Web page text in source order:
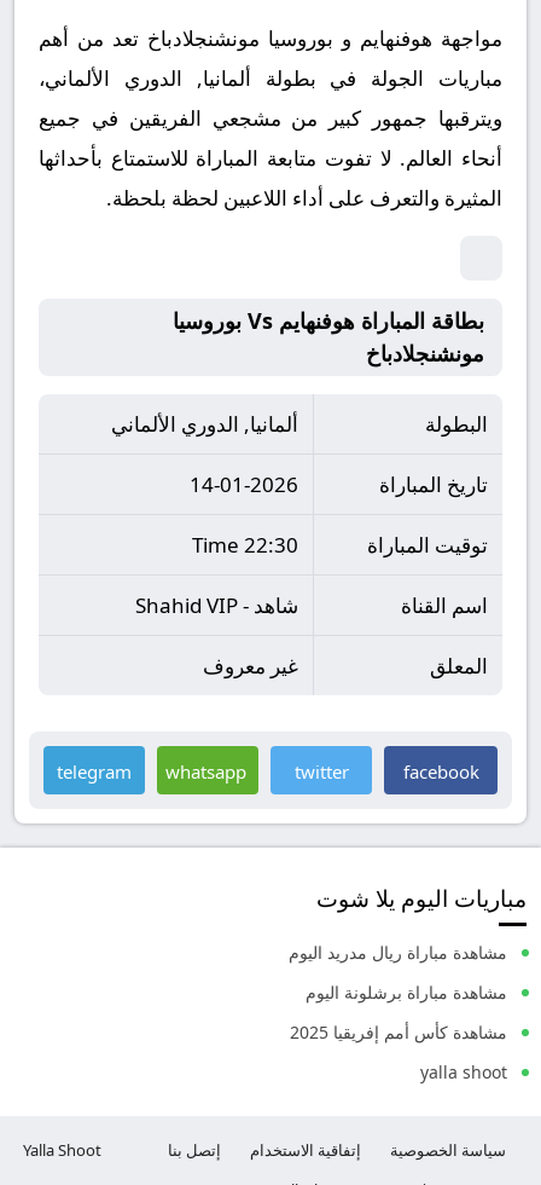
مواجهة هوفنهايم و بوروسيا مونشنجلادباخ تعد من أهم
مباريات الجولة في بطولة ألمانيا, الدوري الألماني،
ويترقبها جمهور كبير من مشجعي الفريقين في جميع
أنحاء العالم. لا تفوت متابعة المباراة للاستمتاع بأحداثها
المثيرة والتعرف على أداء اللاعبين لحظة بلحظة.
بطاقة المباراة هوفنهايم Vs بوروسيا
مونشنجلادباخ
البطولة ألمانيا, الدوري الألماني
تاريخ المباراة 14-01-2026
توقيت المباراة 22:30 Time
اسم القناة شاهد - Shahid VIP
المعلق غير معروف
facebook
twitter
whatsapp
telegram
مباريات اليوم يلا شوت
مشاهدة مباراة ريال مدريد اليوم
مشاهدة مباراة برشلونة اليوم
مشاهدة كأس أمم إفريقيا 2025
yalla shoot
Yalla Shoot سياسة الخصوصية إتفاقية الاستخدام
إتصل بنا